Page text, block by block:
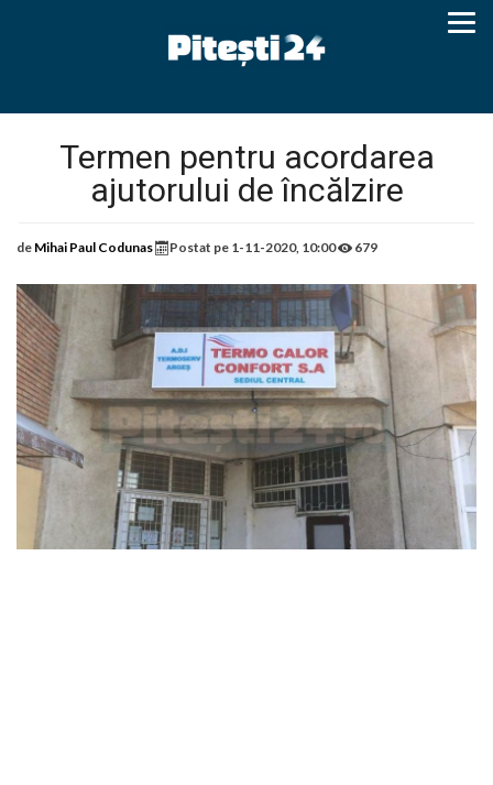
Termen pentru acordarea
ajutorului de încălzire
de Mihai Paul Codunas Postat pe 1-11-2020, 10:00 679